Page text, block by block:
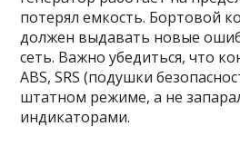
потерял емкость. Бортовой
должен выдавать новые
сеть. Важно убедиться, что
ABS, SRS (подушки
штатном режиме, а не
индикаторами.